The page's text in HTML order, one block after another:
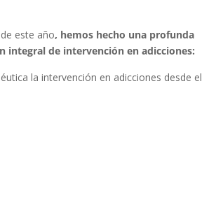
este año, hemos hecho una profunda
integral de intervención en adicciones:
la intervención en adicciones desde el